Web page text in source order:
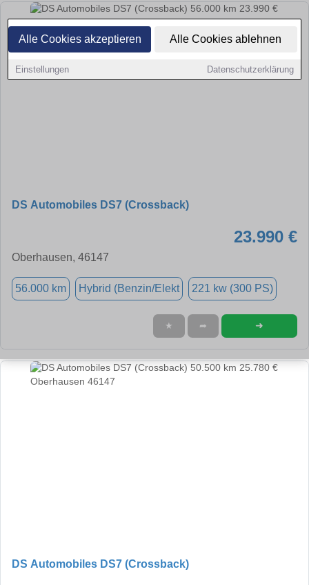
Alle Cookies akzeptieren Alle Cookies ablehnen
Einstellungen Datenschutzerklärung
DS Automobiles DS7 (Crossback)
23.990 €
Oberhausen, 46147
56.000 km Hybrid (Benzin/Elekt 221 kw (300 PS)
★ ➦ ➜
DS Automobiles DS7 (Crossback)